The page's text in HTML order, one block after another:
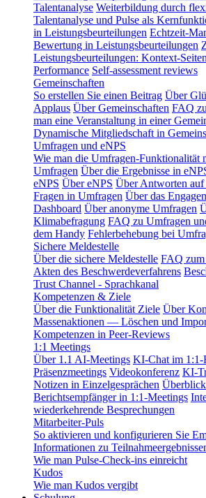
Talentanalyse Weiterbildung durch
Talentanalyse und Pulse als
in Leistungsbeurteilungen Echtzeit-
Bewertung in Leistungsbeurteilungen
Leistungsbeurteilungen: Kontext-
Performance Self-assessment reviews
Gemeinschaften
So erstellen Sie einen Beitrag Über
Applaus Über Gemeinschaften FAQ
man eine Veranstaltung in einer
Dynamische Mitgliedschaft in
Umfragen und eNPS
Wie man die Umfragen-Funktionalität
Umfragen Über die Ergebnisse in
eNPS Über eNPS Über Antworten auf
Fragen in Umfragen Über das
Dashboard Über anonyme Umfragen
Klimabefragung FAQ zu Umfragen
dem Handy Fehlerbehebung bei
Sichere Meldestelle
Über die sichere Meldestelle FAQ zum
Akten des Beschwerdeverfahrens
Trust Channel - Sprachkanal
Kompetenzen & Ziele
Über die Funktionalität Ziele Über
Massenaktionen — Löschen und
Kompetenzen in Peer-Reviews
1:1 Meetings
Über 1.1 AI-Meetings KI-Chat im 1:1-
Präsenzmeetings Videokonferenz KI-
Notizen in Einzelgesprächen
Berichtsempfänger in 1:1-Meetings
wiederkehrende Besprechungen
Mitarbeiter-Puls
So aktivieren und konfigurieren Sie
Informationen zu
Wie man Pulse-Check-ins einreicht
Kudos
Wie man Kudos vergibt